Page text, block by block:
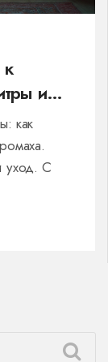
к
и
как
уход. С